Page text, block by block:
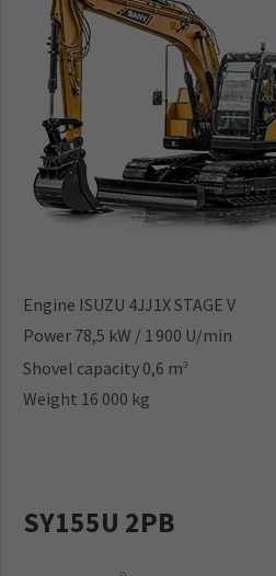
Engine ISUZU 4JJ1X STAGE V
Power 78,5 kW / 1 900 U/min
Shovel capacity 0,6 m 3
Weight 16 000 kg
SY155U 2PB